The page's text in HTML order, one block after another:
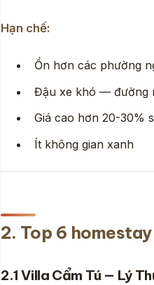
Hạn chế:
Ồn hơn các phường
Đậu xe khó — đường
Giá cao hơn 20-30%
Ít không gian xanh
2. Top 6
2.1 Villa Cẩm Tú — Lý